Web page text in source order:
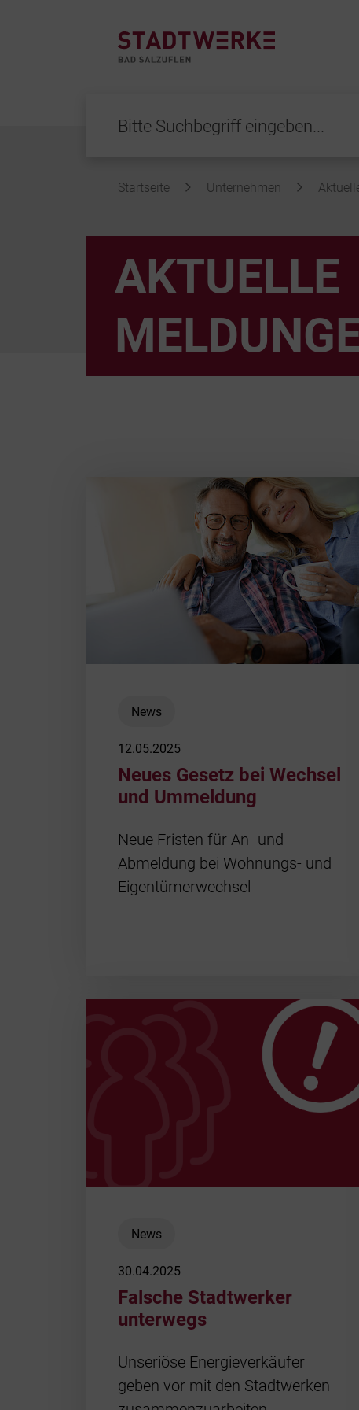
Startseite Unternehmen
AKTUELLE
News
12.05.2025
Neues Gesetz bei Wechsel
und Ummeldung
Neue Fristen für An- und
Abmeldung bei Wohnungs- und
Eigentümerwechsel
News
30.04.2025
Falsche Stadtwerker
unterwegs
Unseriöse Energieverkäufer
geben vor mit den Stadtwerken